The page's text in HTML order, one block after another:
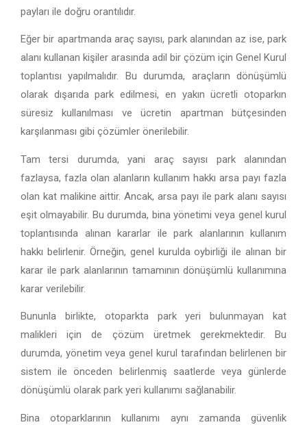
payları ile doğru orantılıdır.
Eğer bir apartmanda araç sayısı, park alanından az ise, park
alanı kullanan kişiler arasında adil bir çözüm için Genel Kurul
toplantısı yapılmalıdır. Bu durumda, araçların dönüşümlü
olarak dışarıda park edilmesi, en yakın ücretli otoparkın
süresiz kullanılması ve ücretin apartman bütçesinden
karşılanması gibi çözümler önerilebilir.
Tam tersi durumda, yani araç sayısı park alanından
fazlaysa, fazla olan alanların kullanım hakkı arsa payı fazla
olan kat malikine aittir. Ancak, arsa payı ile park alanı sayısı
eşit olmayabilir. Bu durumda, bina yönetimi veya genel kurul
toplantısında alınan kararlar ile park alanlarının kullanım
hakkı belirlenir. Örneğin, genel kurulda oybirliği ile alınan bir
karar ile park alanlarının tamamının dönüşümlü kullanımına
karar verilebilir.
Bununla birlikte, otoparkta park yeri bulunmayan kat
malikleri için de çözüm üretmek gerekmektedir. Bu
durumda, yönetim veya genel kurul tarafından belirlenen bir
sistem ile önceden belirlenmiş saatlerde veya günlerde
dönüşümlü olarak park yeri kullanımı sağlanabilir.
Bina otoparklarının kullanımı aynı zamanda güvenlik